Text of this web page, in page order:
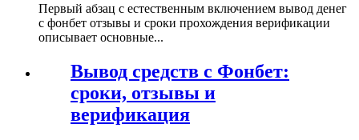
Первый абзац с естественным включением вывод денег
с фонбет отзывы и сроки прохождения верификации
описывает основные...
Вывод средств с Фонбет:
сроки, отзывы и
верификация